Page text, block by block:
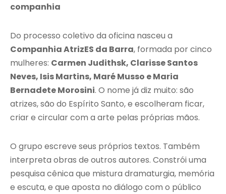
companhia
Do processo coletivo da oficina nasceu a
Companhia AtrizES da Barra, formada por cinco
mulheres: Carmen Judithsk, Clarisse Santos
Neves, Isis Martins, Maré Musso e Maria
Bernadete Morosini. O nome já diz muito: são
atrizes, são do Espírito Santo, e escolheram ficar,
criar e circular com a arte pelas próprias mãos.
O grupo escreve seus próprios textos. Também
interpreta obras de outros autores. Constrói uma
pesquisa cênica que mistura dramaturgia, memória
e escuta, e que aposta no diálogo com o público